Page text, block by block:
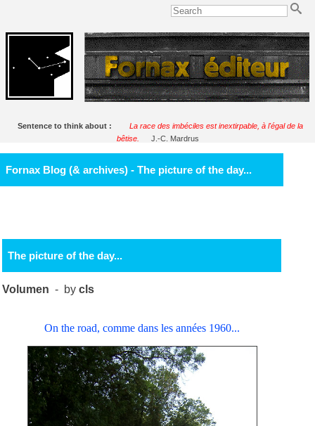
Sentence to think about :
La race des imbéciles est inextirpable, à l'égal de la
bêtise.
J.-C. Mardrus
Fornax Blog (& archives) - The picture of the day...
The picture of the day...
Volumen - bycls
On the road, comme dans les années 1960...